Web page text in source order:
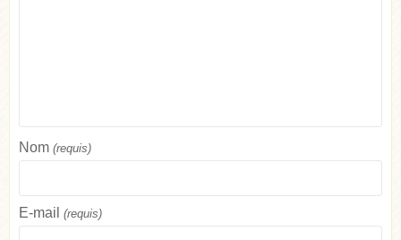
Nom (requis)
E-mail (requis)